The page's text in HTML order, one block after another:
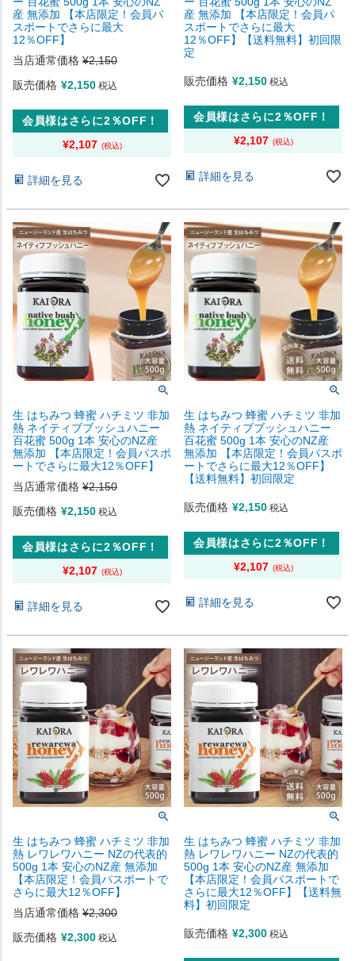
産 無添加 【本店限定！会員パ
スポートでさらに最大
12％OFF】
当店通常価格 ¥2,150
販売価格 ¥2,150 税込
会員様はさらに2％OFF！
¥2,107
詳細を見る
産 無添加 【本店限定！会員パ
スポートでさらに最大
12％OFF】【送料無料】初回限
定
販売価格 ¥2,150 税込
会員様はさらに2％OFF！
¥2,107
詳細を見る
生 はちみつ 蜂蜜 ハチミツ 非加
熱 ネイティブブッシュハニー
百花蜜 500g 1本 安心のNZ産
無添加 【本店限定！会員パスポ
ートでさらに最大12％OFF】
当店通常価格 ¥2,150
販売価格 ¥2,150 税込
会員様はさらに2％OFF！
¥2,107
詳細を見る
生 はちみつ 蜂蜜 ハチミツ 非加
熱 ネイティブブッシュハニー
百花蜜 500g 1本 安心のNZ産
無添加 【本店限定！会員パスポ
ートでさらに最大12％OFF】
【送料無料】初回限定
販売価格 ¥2,150 税込
会員様はさらに2％OFF！
¥2,107
詳細を見る
生 はちみつ 蜂蜜 ハチミツ 非加
熱 レワレワハニー NZの代表的
500g 1本 安心のNZ産 無添加
【本店限定！会員パスポートで
さらに最大12％OFF】
当店通常価格 ¥2,300
販売価格 ¥2,300 税込
生 はちみつ 蜂蜜 ハチミツ 非加
熱 レワレワハニー NZの代表的
500g 1本 安心のNZ産 無添加
【本店限定！会員パスポートで
さらに最大12％OFF】【送料無
料】初回限定
販売価格 ¥2,300 税込